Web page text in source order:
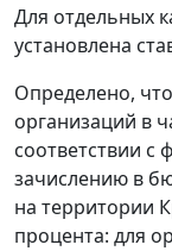
Для отдельных
установлена
Определено,
организаций в
соответствии с
зачислению в
на территории
процента: для